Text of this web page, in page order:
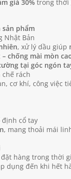
giá 30% trong thời
phẩm
Nhật Bản
, xử lý dầu giúp
chống mài mòn
tại góc ngón
rách
cơ khí, công việc
định cổ tay
, mang thoải mái
hàng trong thời
dụng đến khi hết